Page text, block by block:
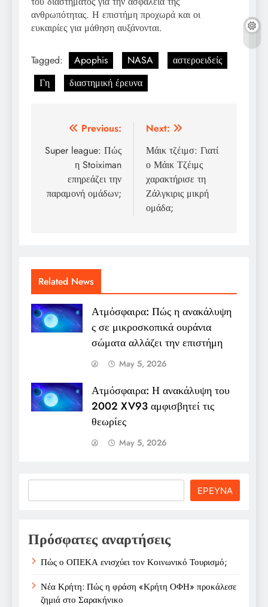
ανθρωπότητας. Η επιστήμη προχωρά και οι
ευκαιρίες για μάθηση αυξάνονται.
Tagged: Apophis NASA
αστεροειδείς
Γη
διαστημική έρευνα
Post
navigation
Previous:
Super league: Πώς
η Stoiximan
επηρεάζει την
παραμονή ομάδων;
Next:
Μάικ τζέιμσ: Γιατί
ο Μάικ Τζέιμς
χαρακτήρισε τη
Ζάλγκιρις μικρή
ομάδα;
Related News
Ατμόσφαιρα: Πώς η ανακάλυψη
ς σε μικροσκοπικά ουράνια
σώματα αλλάζει την επιστήμη
May 5, 2026
Ατμόσφαιρα: Η ανακάλυψη του
2002 XV93 αμφισβητεί τις
θεωρίες
May 5, 2026
ΕΡΕΥΝΑ
Πρόσφατες αναρτήσεις
Πώς ο ΟΠΕΚΑ ενισχύει τον Κοινωνικό Τουρισμό;
Νέα Κρήτη: Πώς η φράση «Κρήτη ΟΦΗ» προκάλεσε
ζημιά στο Σαρακήνικο